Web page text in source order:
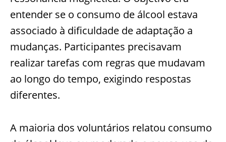
entender se o consumo de álcool estava
associado à dificuldade de adaptação a
mudanças. Participantes precisavam
realizar tarefas com regras que mudavam
ao longo do tempo, exigindo respostas
diferentes.
A maioria dos voluntários relatou consumo